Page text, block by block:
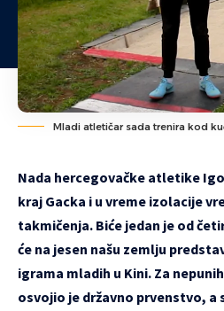
Mladi atletičar sada trenira kod
Nada hercegovačke atletike
kraj Gacka i u vreme izolacije
takmičenja. Biće jedan je od
će na jesen našu zemlju
igrama mladih u Kini. Za
osvojio je državno prvenstvo, a